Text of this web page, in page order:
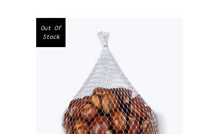
Out Of
Stock
CASTANHA DE
TRÁS-OS-